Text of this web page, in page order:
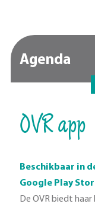
Agenda
OVR app
Beschikbaar in
Google Play
De OVR biedt